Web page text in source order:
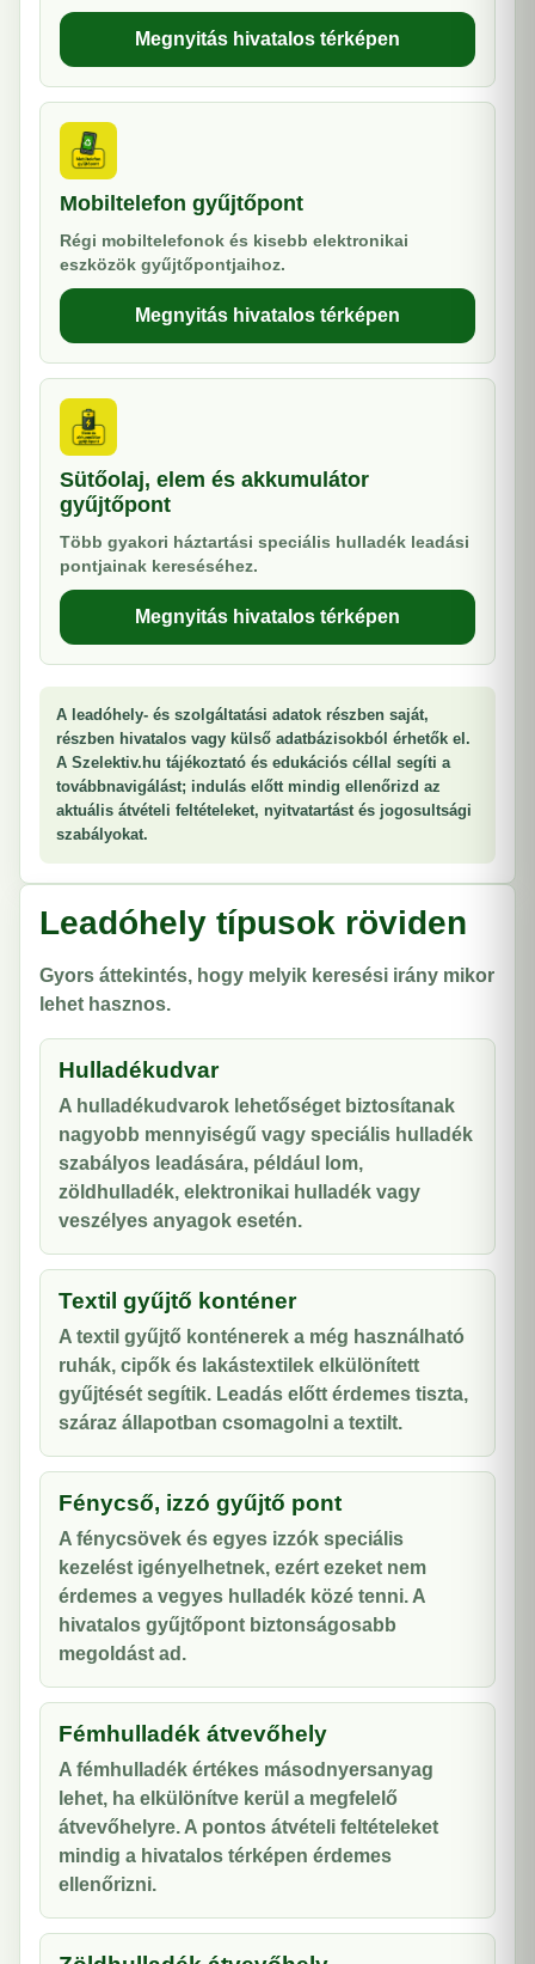
Megnyitás hivatalos térképen
Mobiltelefon gyűjtőpont
Régi mobiltelefonok és kisebb elektronikai
eszközök gyűjtőpontjaihoz.
Megnyitás hivatalos térképen
Sütőolaj, elem és akkumulátor
gyűjtőpont
Több gyakori háztartási speciális hulladék leadási
pontjainak kereséséhez.
Megnyitás hivatalos térképen
A leadóhely- és szolgáltatási adatok részben saját,
részben hivatalos vagy külső adatbázisokból érhetők el.
A Szelektiv.hu tájékoztató és edukációs céllal segíti a
továbbnavigálást; indulás előtt mindig ellenőrizd az
aktuális átvételi feltételeket, nyitvatartást és jogosultsági
szabályokat.
Leadóhely típusok röviden
Gyors áttekintés, hogy melyik keresési irány mikor
lehet hasznos.
Hulladékudvar
A hulladékudvarok lehetőséget biztosítanak
nagyobb mennyiségű vagy speciális hulladék
szabályos leadására, például lom,
zöldhulladék, elektronikai hulladék vagy
veszélyes anyagok esetén.
Textil gyűjtő konténer
A textil gyűjtő konténerek a még használható
ruhák, cipők és lakástextilek elkülönített
gyűjtését segítik. Leadás előtt érdemes tiszta,
száraz állapotban csomagolni a textilt.
Fénycső, izzó gyűjtő pont
A fénycsövek és egyes izzók speciális
kezelést igényelhetnek, ezért ezeket nem
érdemes a vegyes hulladék közé tenni. A
hivatalos gyűjtőpont biztonságosabb
megoldást ad.
Fémhulladék átvevőhely
A fémhulladék értékes másodnyersanyag
lehet, ha elkülönítve kerül a megfelelő
átvevőhelyre. A pontos átvételi feltételeket
mindig a hivatalos térképen érdemes
ellenőrizni.